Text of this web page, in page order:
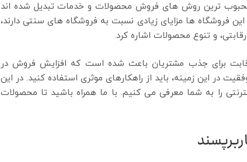
محبوب ترین روش های فروش محصولات و خدمات تبدیل شده اند
فروشگاه ها مزایای زیادی نسبت به فروشگاه های سنتی دارند،
و تنوع محصولات اشاره کرد.
رقابت برای جذب مشتریان باعث شده است که افزایش فروش در
در این زمینه، باید از راهکارهای موثری استفاده کنید. در این
اینترنتی را به شما معرفی می کنیم. با ما همراه باشید تا محصولات